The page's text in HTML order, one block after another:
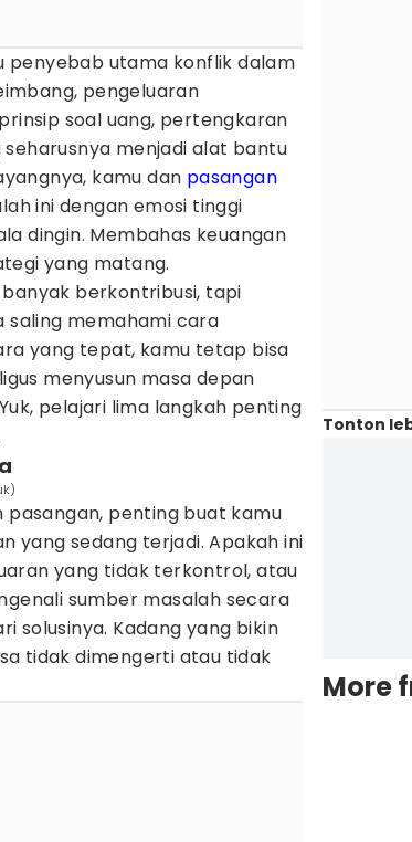
penyebab utama konflik dalam
pengeluaran
soal uang, pertengkaran
seharusnya menjadi alat bantu
kamu dan pasangan
ini dengan emosi tinggi
dingin. Membahas keuangan
yang matang.
berkontribusi, tapi
saling memahami cara
yang tepat, kamu tetap bisa
menyusun masa depan
pelajari lima langkah penting
penting buat kamu
yang sedang terjadi. Apakah ini
yang tidak terkontrol, atau
sumber masalah secara
solusinya. Kadang yang bikin
tidak dimengerti atau tidak
Tonton
More